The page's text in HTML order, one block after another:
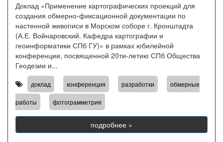
Доклад «Применение картографических проекций для
создания обмерно-фиксационной документации по
настенной живописи в Морском соборе г. Кронштадта
(А.Е. Войнаровский. Кафедра картографии и
геоинформатики СПб ГУ)» в рамках юбилейной
конференции, посвященной 20ти-летию СПб Общества
Геодезии и...
доклад конференция разработки обмерные
работы фотограмметрия
подробнее »